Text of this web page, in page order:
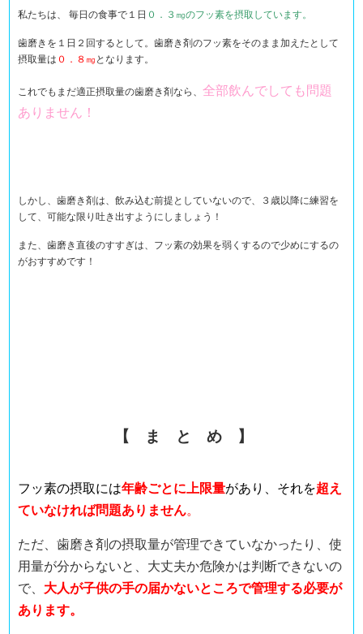
私たちは、 毎日の食事で１日 ０．３㎎のフッ素を摂取しています。
歯磨きを１日２回するとして。歯磨き剤のフッ素をそのまま加えたとして
摂取量は ０．８㎎ となります。
これでもまだ適正摂取量の歯磨き剤なら、全部飲んでしても問題
ありません！
しかし、歯磨き剤は、飲み込む前提としていないので、３歳以降に練習を
して、可能な限り吐き出すようにしましょう！
また、歯磨き直後のすすぎは、フッ素の効果を弱くするので少めにするの
がおすすめです！
【 ま と め 】
フッ素の摂取には年齢ごとに上限量があり、それを超え
ていなければ問題ありません。
ただ、歯磨き剤の摂取量が管理できていなかったり、使
用量が分からないと、大丈夫か危険かは判断できないの
で、 大人が子供の手の届かないところで管理する必要が
あります。